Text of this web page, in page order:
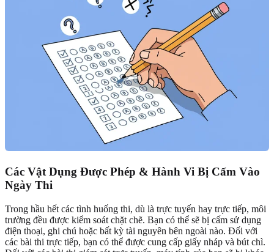
Các Vật Dụng Được Phép & Hành Vi Bị Cấm Vào
Ngày Thi
Trong hầu hết các tình huống thi, dù là trực tuyến hay trực tiếp, môi
trường đều được kiểm soát chặt chẽ. Bạn có thể sẽ bị cấm sử dụng
điện thoại, ghi chú hoặc bất kỳ tài nguyên bên ngoài nào. Đối với
các bài thi trực tiếp, bạn có thể được cung cấp giấy nháp và bút chì.